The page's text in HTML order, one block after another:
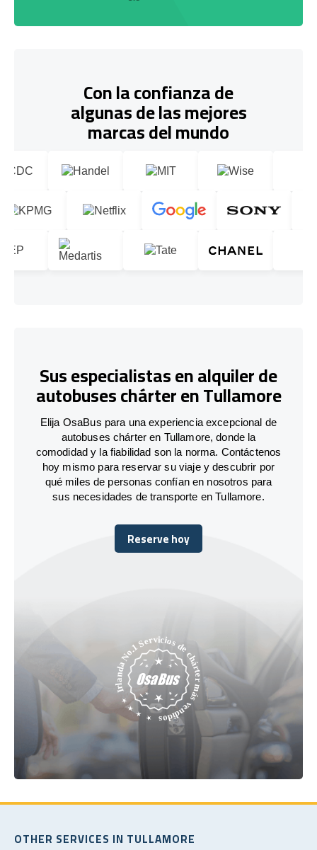
Con la confianza de
algunas de las mejores
marcas del mundo
Sus especialistas en alquiler de
autobuses chárter en Tullamore
Elija OsaBus para una experiencia excepcional de
autobuses chárter en Tullamore, donde la
comodidad y la fiabilidad son la norma. Contáctenos
hoy mismo para reservar su viaje y descubrir por
qué miles de personas confían en nosotros para
sus necesidades de transporte en Tullamore.
Reserve hoy
Reserve hoy
OTHER SERVICES IN TULLAMORE